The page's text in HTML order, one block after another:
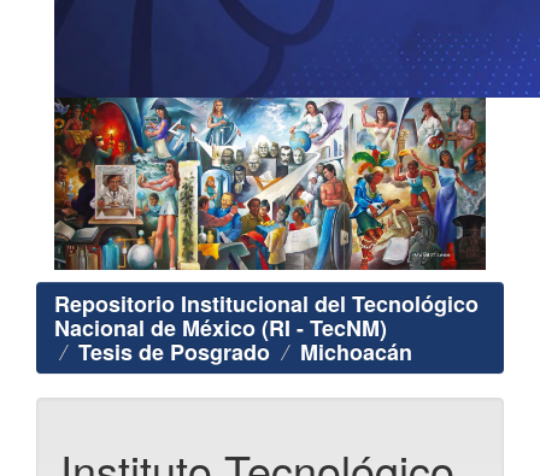
Repositorio Institucional del Tecnológico
Nacional de México (RI - TecNM)
Tesis de Posgrado Michoacán